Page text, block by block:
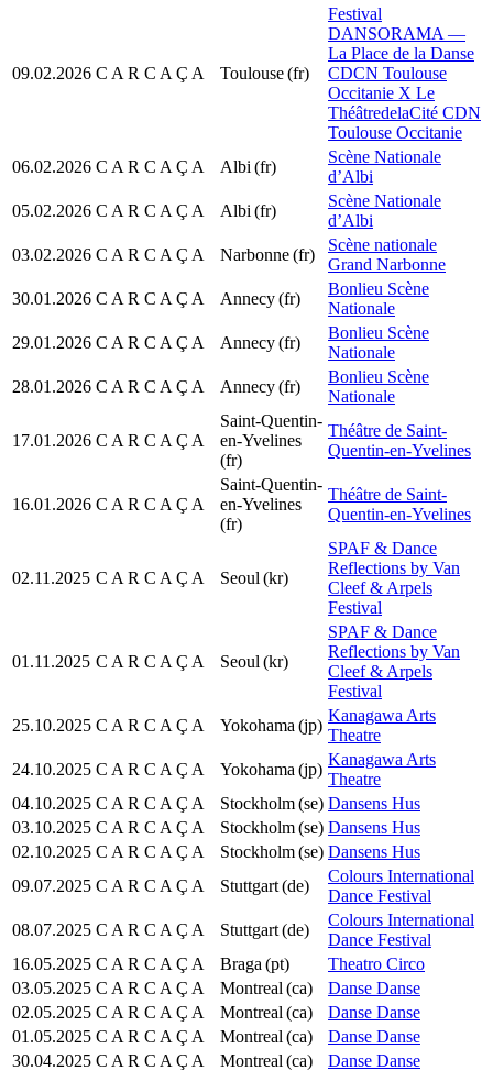
09.02.2026 C A R C A Ç A Toulouse(fr)
Festival
DANSORAMA —
La Place de la Danse
CDCN Toulouse
Occitanie X Le
ThéâtredelaCité CDN
Toulouse Occitanie
06.02.2026 C A R C A Ç A Albi (fr)
Scène Nationale
d’Albi
05.02.2026 C A R C A Ç A Albi (fr)
Scène Nationale
d’Albi
03.02.2026 C A R C A Ç A Narbonne(fr)
Scène nationale
Grand Narbonne
30.01.2026 C A R C A Ç A Annecy(fr)
Bonlieu Scène
Nationale
29.01.2026 C A R C A Ç A Annecy(fr)
Bonlieu Scène
Nationale
28.01.2026 C A R C A Ç A Annecy(fr)
Bonlieu Scène
Nationale
17.01.2026 C A R C A Ç A
Saint-Quentin-
en-Yvelines
(fr)
Théâtre de Saint-
Quentin-en-Yvelines
16.01.2026 C A R C A Ç A
Saint-Quentin-
en-Yvelines
(fr)
Théâtre de Saint-
Quentin-en-Yvelines
02.11.2025 C A R C A Ç A Seoul (kr)
SPAF & Dance
Reflections by Van
Cleef & Arpels
Festival
01.11.2025 C A R C A Ç A Seoul (kr)
SPAF & Dance
Reflections by Van
Cleef & Arpels
Festival
25.10.2025 C A R C A Ç A Yokohama (jp)
Kanagawa Arts
Theatre
24.10.2025 C A R C A Ç A Yokohama (jp)
Kanagawa Arts
Theatre
04.10.2025 C A R C A Ç A Stockholm(se) Dansens Hus
03.10.2025 C A R C A Ç A Stockholm(se) Dansens Hus
02.10.2025 C A R C A Ç A Stockholm(se) Dansens Hus
09.07.2025 C A R C A Ç A Stuttgart(de)
Colours International
Dance Festival
08.07.2025 C A R C A Ç A Stuttgart(de)
Colours International
Dance Festival
16.05.2025 C A R C A Ç A Braga (pt)
Theatro Circo
03.05.2025 C A R C A Ç A Montreal (ca)
Danse Danse
02.05.2025 C A R C A Ç A Montreal (ca)
Danse Danse
01.05.2025 C A R C A Ç A Montreal (ca)
Danse Danse
30.04.2025 C A R C A Ç A Montreal (ca)
Danse Danse